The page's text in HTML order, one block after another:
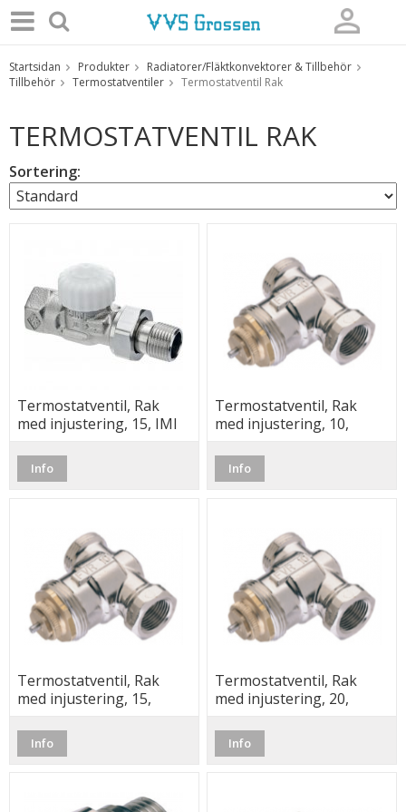
Produkten har blivit tillagd i varukorgen
Startsidan Produkter
Radiatorer/Fläktkonvektorer & Tillbehör
Tillbehör
Termostatventiler Termostatventil Rak
TERMOSTATVENTIL RAK
Sortering:
Termostatventil, Rak
med injustering, 15, IMI
Info
Termostatventil, Rak
med injustering, 10,
Info
Termostatventil, Rak
med injustering, 15,
Info
Termostatventil, Rak
med injustering, 20,
Info